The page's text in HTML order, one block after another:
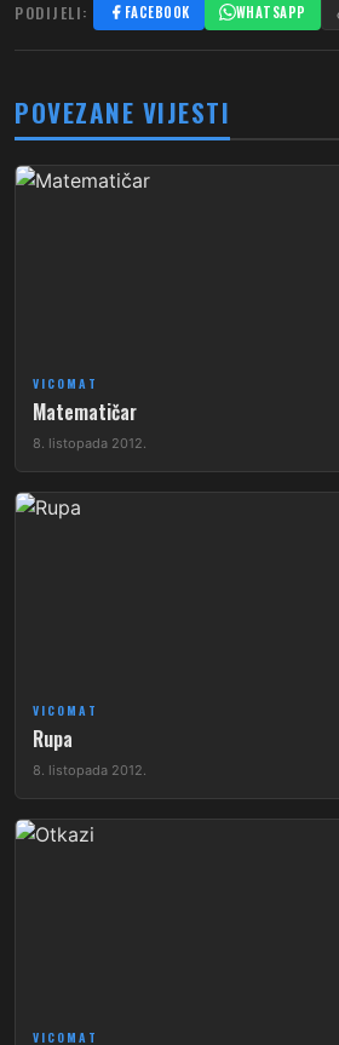
PODIJELI: FACEBOOK WHATSAPP
POVEZANE VIJESTI
VICOMAT
Matematičar
8. listopada 2012.
VICOMAT
Rupa
8. listopada 2012.
VICOMAT